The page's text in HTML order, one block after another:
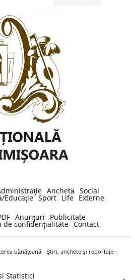
Anchetă Social
Educaţie Sport Life Externe
Anunţuri Publicitate
de confidenţialitate Contact
bănăţeană - Ştiri, anchete şi reportaje –